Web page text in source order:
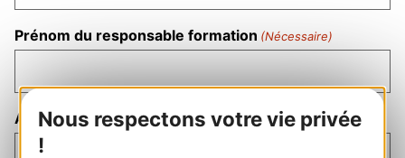
Nous respectons votre vie privée
!
Prénom du responsable formation (Nécessaire)
Adresse e-mail du responsable formation (Nécessaire)